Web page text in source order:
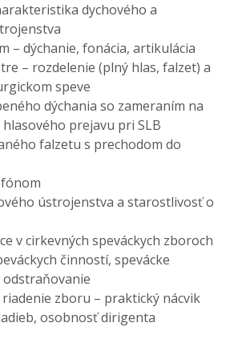
dychového a
– dýchanie, fonácia, artikulácia
– rozdelenie (plný hlas, falzet) a
speve
dýchania so zameraním na
prejavu pri SLB
falzetu s prechodom do
ústrojenstva a starostlivosť o
v cirkevných speváckych zboroch
činností, spevácke
odstraňovanie
zboru – praktický nácvik
osobnosť dirigenta